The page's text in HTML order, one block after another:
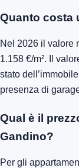
Quanto costa
Nel 2026 il valore
1.158 €/m². Il
stato
presenza di
Qual è il
Gandino?
Per gli